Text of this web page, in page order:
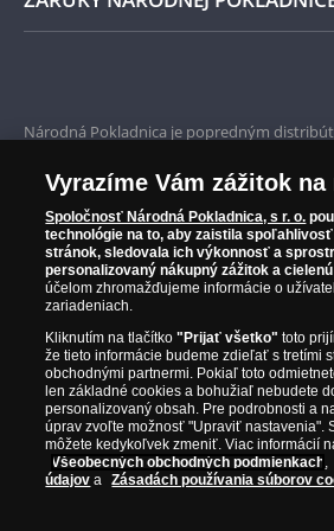
Iba originálne produkty
Národná Pokladnica je popredným
od roku 2010.
Národná Pokladnica je oficiálnym
emisií z viac ako 50 krajín, vrátane
ako je Britská kráľovská mincovňa,
Parížska mincovňa, Nórska mincovňa,
Austrálska mincovňa Perth. Spoločnosť
zberateľom garantuje, že všetky produkty
autentickosti.
Vyrazíme Vám zážitok na
Spoločnosť Národná Pokladnica, s r. o.
technológie na to, aby zaistila
stránok, sledovala ich výkonnosť a
personalizovaný nákupný zážitok a
účelom zhromažďujeme informácie o
zariadeniach.
Kliknutím na tlačítko"Prijať všetko" toto
že tieto informácie budeme zdieľať s tretími
obchodnými partnermi. Pokiaľ toto
len základné cookies a bohužiaľ nebudete
personalizovaný obsah. Pre podrobnosti a
úprav zvoľte možnosť "Upraviť nastavenia".
môžete kedykoľvek zmeniť. Viac informácií
Všeobecných obchodných podmienkach ,
údajov a Zásadách používania súborov